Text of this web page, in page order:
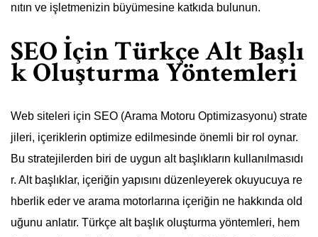
nıtın ve işletmenizin büyümesine katkıda bulunun.
SEO İçin Türkçe Alt Başlı
k Oluşturma Yöntemleri
Web siteleri için SEO (Arama Motoru Optimizasyonu) strate
jileri, içeriklerin optimize edilmesinde önemli bir rol oynar.
Bu stratejilerden biri de uygun alt başlıkların kullanılmasıdı
r. Alt başlıklar, içeriğin yapısını düzenleyerek okuyucuya re
hberlik eder ve arama motorlarına içeriğin ne hakkında old
uğunu anlatır. Türkçe alt başlık oluşturma yöntemleri, hem